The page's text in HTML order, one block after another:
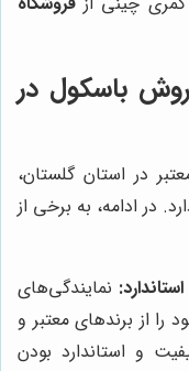
باسکول در
در استان گلستان،
در ادامه، به برخی از
نمایندگی‌های
از برندهای معتبر و
و استاندارد بودن